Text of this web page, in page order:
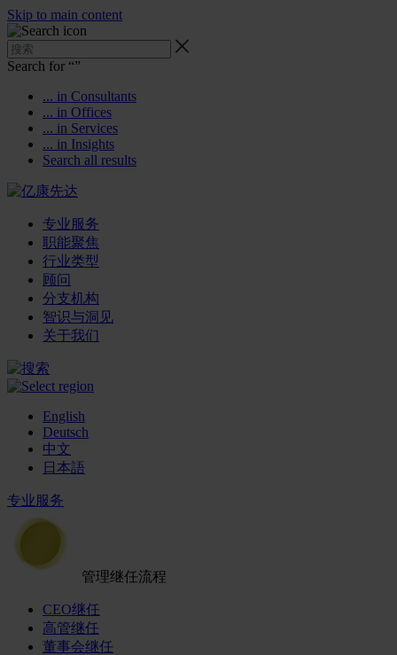
Skip to main content
Search for “”
... in Consultants
... in Offices
... in Services
... in Insights
Search all results
专业服务
职能聚焦
行业类型
顾问
分支机构
智识与洞见
关于我们
English
Deutsch
中文
日本語
专业服务
管理继任流程
CEO继任
高管继任
董事会继任